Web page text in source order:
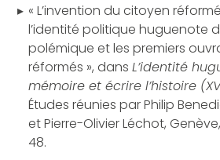
« L’invention du citoyen
l’identité politique huguenote
polémique et les premiers
réformés », dans L’identité
mémoire et écrire l’histoire
Études réunies par Philip
et Pierre-Olivier Léchot,
48.